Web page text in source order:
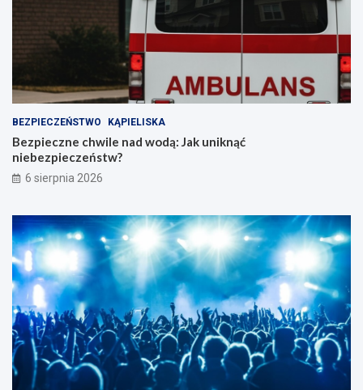
BEZPIECZEŃSTWO KĄPIELISKA
Bezpieczne chwile nad wodą: Jak uniknąć
niebezpieczeństw?
6 sierpnia 2026